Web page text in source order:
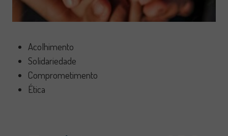
Acolhimento
Solidariedade
Comprometimento
Ética